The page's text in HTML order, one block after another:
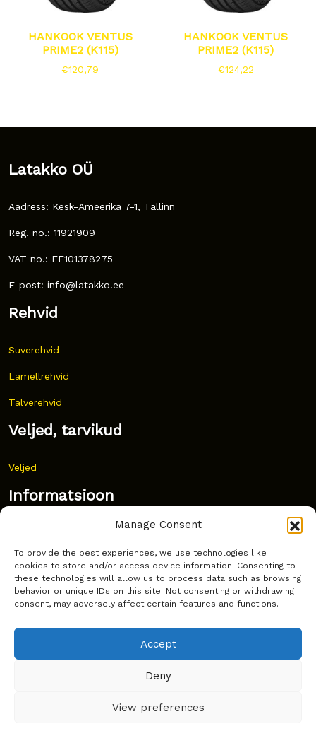
Manage Consent
To provide the best experiences, we use technologies like
cookies to store and/or access device information. Consenting to
these technologies will allow us to process data such as browsing
behavior or unique IDs on this site. Not consenting or withdrawing
consent, may adversely affect certain features and functions.
Accept
Deny
View preferences
HANKOOK VENTUS
PRIME2 (K115)
€120,79
HANKOOK VENTUS
PRIME2 (K115)
€124,22
Latakko OÜ
Aadress: Kesk-Ameerika 7-1, Tallinn
Reg. no.: 11921909
VAT no.: EE101378275
E-post: info@latakko.ee
Rehvid
Suverehvid
Lamellrehvid
Talverehvid
Veljed, tarvikud
Veljed
Informatsioon
Korduma kippuvad küsimused
Kust osta?
Küpsiste poliitika
Copyright © Latakko 2024